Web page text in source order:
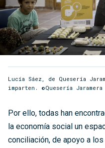
Lucía Sáez, de Quesería
imparten. ©Quesería Jaramera
Por ello, todas han
la economía social un
conciliación, de apoyo a los